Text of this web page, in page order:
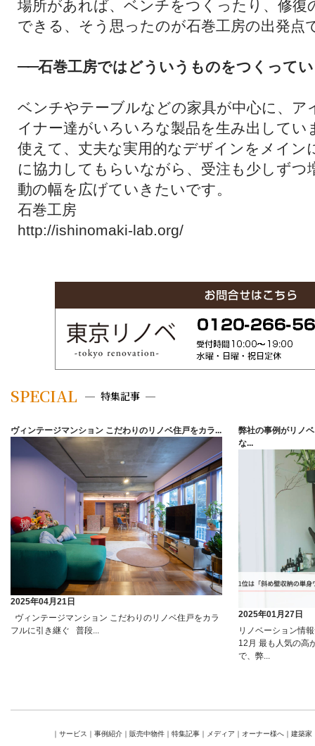
場所があれば、ベンチをつくったり、修
できる、そう思ったのが石巻工房の出発点
──石巻工房ではどういうものをつくって
ベンチやテーブルなどの家具が中心に、
イナー達がいろいろな製品を生み出して
使えて、丈夫な実用的なデザインをメイン
に協力してもらいながら、受注も少しず
動の幅を広げていきたいです。
石巻工房
http://ishinomaki-lab.org/
SPECIAL 特集記事
ヴィンテージマンション こだわりのリノベ住戸をカラ...
2025年04月21日
ヴィンテージマンション こだわりのリノベ住戸をカラ
フルに引き継ぐ 普段...
弊社の事例がリノ
な...
2025年01月27日
リノベーション情
12月 最も人気の高
で、弊...
｜ サービス ｜ 事例紹介 ｜ 販売中物件 ｜ 特集記事 ｜ メディア ｜ オーナー様へ ｜ 建築家